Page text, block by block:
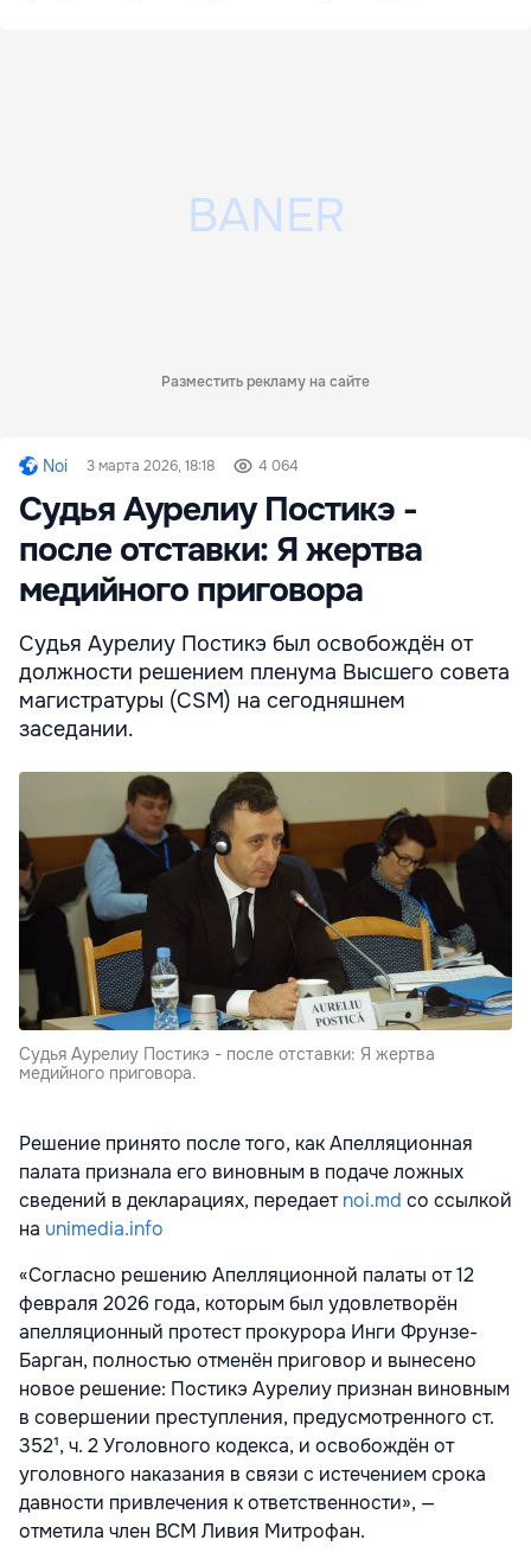
Разместить рекламу на сайте
Noi 3 марта 2026, 18:18 4 064
Судья Аурелиу Постикэ -
после отставки: Я жертва
медийного приговора
Судья Аурелиу Постикэ был освобождён от
должности решением пленума Высшего совета
магистратуры (CSM) на сегодняшнем
заседании.
Судья Аурелиу Постикэ - после отставки: Я жертва
медийного приговора.
Решение принято после того, как Апелляционная
палата признала его виновным в подаче ложных
сведений в декларациях, передаетnoi.md со ссылкой
на unimedia.info
«Согласно решению Апелляционной палаты от 12
февраля 2026 года, которым был удовлетворён
апелляционный протест прокурора Инги Фрунзе-
Барган, полностью отменён приговор и вынесено
новое решение: Постикэ Аурелиу признан виновным
в совершении преступления, предусмотренного ст.
352¹, ч. 2 Уголовного кодекса, и освобождён от
уголовного наказания в связи с истечением срока
давности привлечения к ответственности», —
отметила член ВСМ Ливия Митрофан.